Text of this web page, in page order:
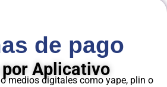
de pago
Aplicativo
medios digitales como yape, plin o